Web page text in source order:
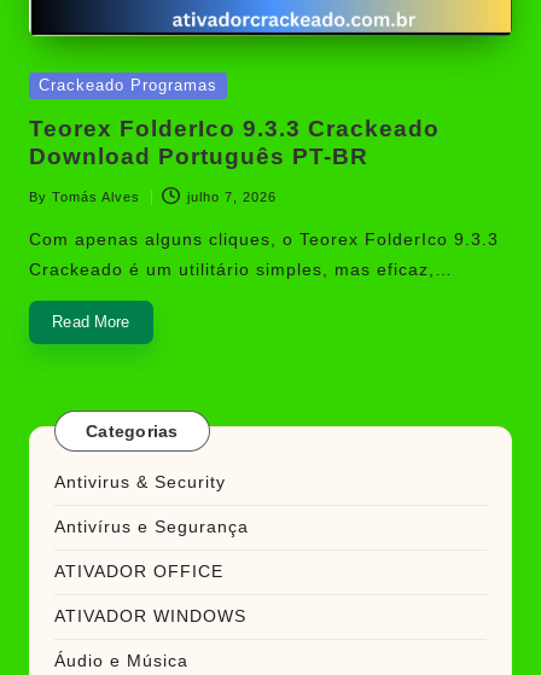
Posted
Crackeado Programas
Teorex FolderIco 9.3.3 Crackeado
Download Português PT-BR
Posted
by
By Tomás Alves julho 7, 2026
Com apenas alguns cliques, o Teorex FolderIco 9.3.3
Crackeado é um utilitário simples, mas eficaz,…
Read More
Categorias
Antivirus & Security
Antivírus e Segurança
ATIVADOR OFFICE
ATIVADOR WINDOWS
Áudio e Música